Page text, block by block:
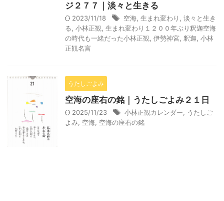
ジ２７７｜淡々と生きる
2023/11/18 空海 生まれ変わり
淡々と生き
る 小林正観
生まれ変わり１２００年ぶり釈迦空海
の時代も一緒だった小林正観
伊勢神宮 釈迦 小林
正観名言
うたしごよみ
空海の座右の銘｜うたしごよみ２１日
2025/11/23 小林正観カレンダー
うたしご
よみ
空海 空海の座右の銘